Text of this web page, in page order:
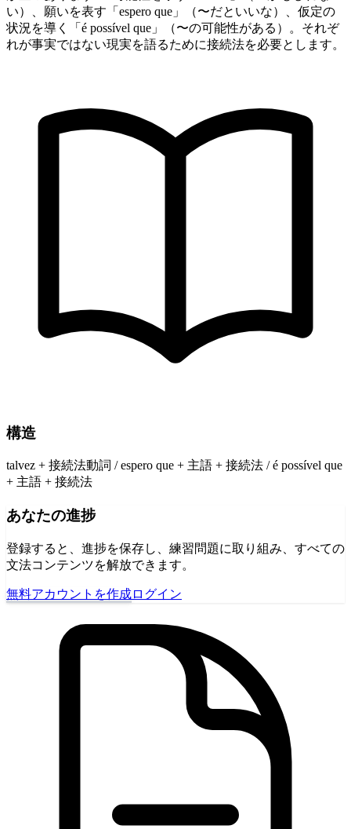
い）、願いを表す「espero que」（〜だといいな）、仮定の
状況を導く「é possível que」（〜の可能性がある）。それぞ
れが事実ではない現実を語るために接続法を必要とします。
構造
talvez + 接続法動詞 / espero que + 主語 + 接続法 / é possível que
+ 主語 + 接続法
あなたの進捗
登録すると、進捗を保存し、練習問題に取り組み、すべての
文法コンテンツを解放できます。
無料アカウントを作成ログイン